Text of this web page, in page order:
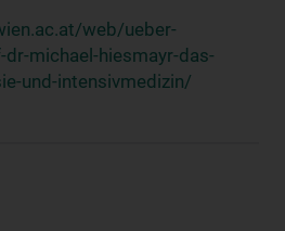
web/ueber-
michael-hiesmayr-das-
und-intensivmedizin/